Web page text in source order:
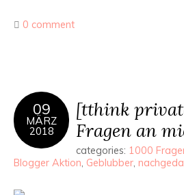
0 comment
09
MÄRZ
2018
[tthink
Fragen an
categories: 1000
Blogger Aktion, Geblubber,